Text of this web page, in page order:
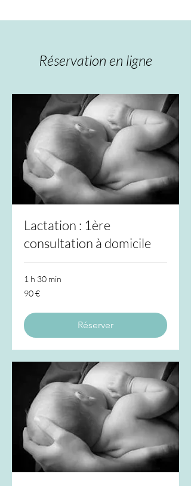
Réservation en ligne
Lactation : 1ère
consultation à domicile
1 h 30 min
90
euros
90 €
Réserver